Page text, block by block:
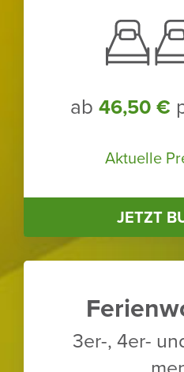
ab 46,50 €
Aktu­elle
JETZT
3er-, 4er-